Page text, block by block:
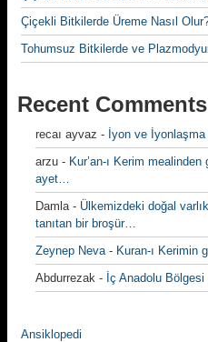
Çiçekli Bitkilerde Üreme Nasıl
Tohumsuz Bitkilerde ve
Recent Comments
recaı ayvaz - İyon ve İyonlaşma
arzu - Kur’an-ı Kerim
ayet…
Damla- Ülkemizdeki doğal
tanıtan bir broşür…
Zeynep Neva- Kuran-ı Kerimin
Abdurrezak - İç Anadolu Bölgesi
Ansiklopedi